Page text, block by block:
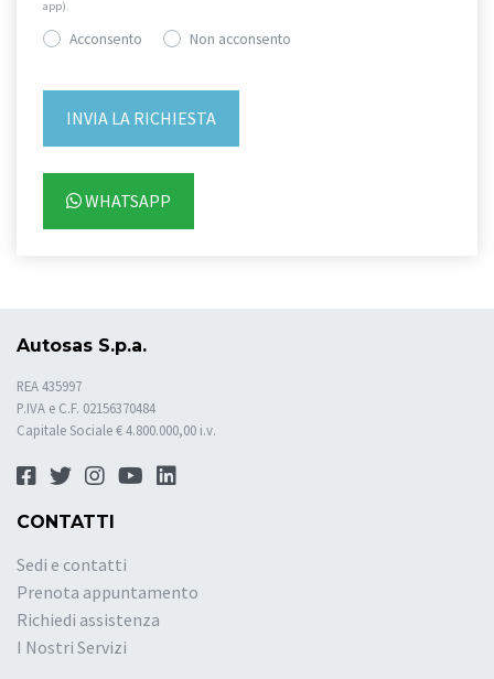
app).
Acconsento Non acconsento
WHATSAPP
Autosas S.p.a.
REA 435997
P.IVA e C.F. 02156370484
Capitale Sociale € 4.800.000,00 i.v.
CONTATTI
Sedi e contatti
Prenota appuntamento
Richiedi assistenza
I Nostri Servizi